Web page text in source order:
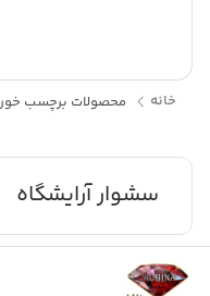
خانه محصولات برچسب
سشوار آرایشگاه